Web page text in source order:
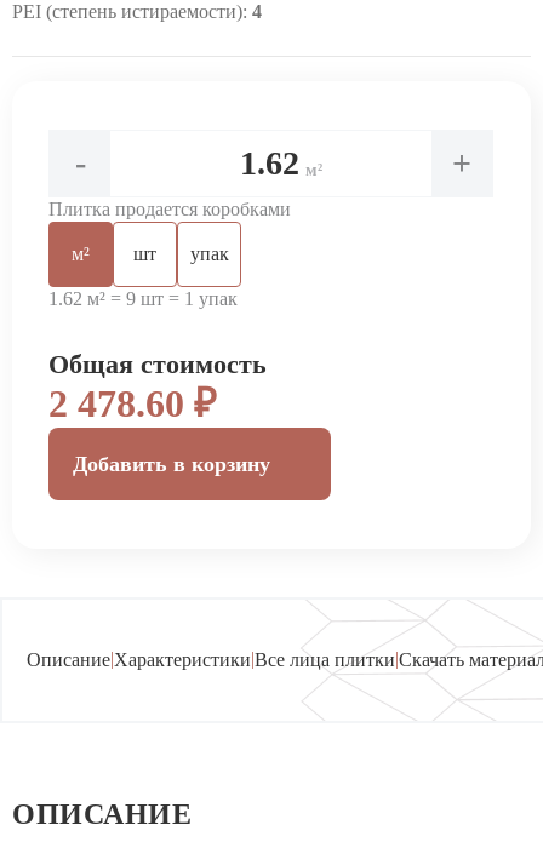
PEI (степень истираемости): 4
- м² +
Плитка продается коробками
м² шт упак
1.62 м² = 9 шт = 1 упак
Общая стоимость
2 478.60 ₽
Добавить в корзину
Описание|Характеристики|Все лица плитки|Скачать
ОПИСАНИЕ